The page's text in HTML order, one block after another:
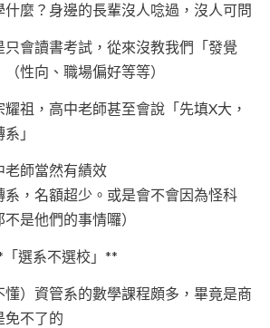
什麼？身邊的長輩沒人唸過，沒人可問
會讀書考試，從來沒教我們「發覺
（性向、職場偏好等等）
祖，高中老師甚至會說「先填X大，
」
老師當然有績效
系，名額超少。或是會不會因為怪科
是他們的事情囉）
選系不選校」**
）資管系的數學課程頗多，畢竟是商
免不了的